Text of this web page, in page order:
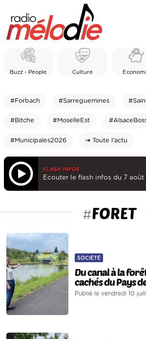
Buzz - People Culture
#Forbach #Sarreguemines
#Bitche #MoselleEst
#Municipales2026 ⇥ Toute l'actu
FLASH INFOS
Ecouter le flash infos du 7 août
#FORET
SOCIÉTÉ
Du canal à la
cachés du Pays
Publié le vendredi 10